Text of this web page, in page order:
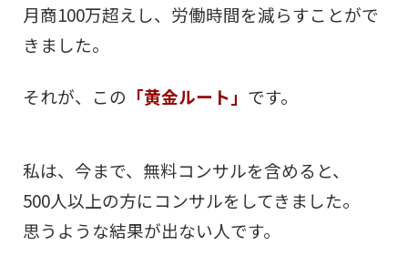
月商100万超えし、労働時間を減らすことがで
きました。
それが、この 「黄金ルート」 です。
私は、今まで、無料コンサルを含めると、
500人以上の方にコンサルをしてきました。
思うような結果が出ない人です。